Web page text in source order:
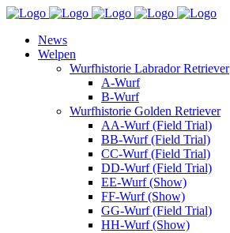
News
Welpen
Wurfhistorie Labrador Retriever
A-Wurf
B-Wurf
Wurfhistorie Golden Retriever
AA-Wurf (Field Trial)
BB-Wurf (Field Trial)
CC-Wurf (Field Trial)
DD-Wurf (Field Trial)
EE-Wurf (Show)
FF-Wurf (Show)
GG-Wurf (Field Trial)
HH-Wurf (Show)